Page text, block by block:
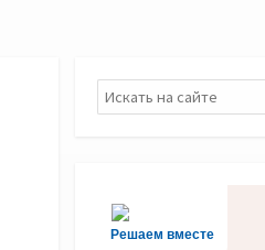
Поиск
Решаем вместе